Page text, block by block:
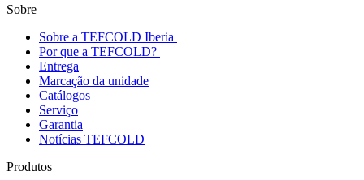
Sobre
Sobre a TEFCOLD Iberia
Por que a TEFCOLD?
Entrega
Marcação da unidade
Catálogos
Serviço
Garantia
Notícias TEFCOLD
Produtos